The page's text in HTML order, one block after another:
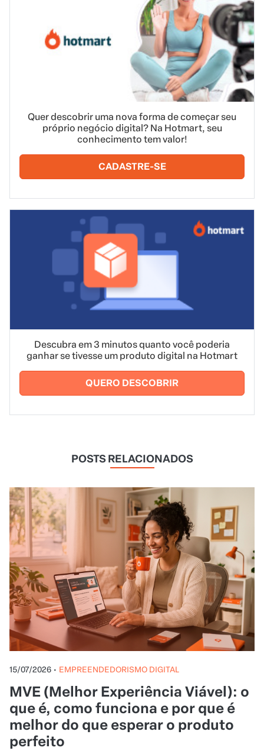
Quer descobrir uma nova forma de começar seu
próprio negócio digital? Na Hotmart, seu
conhecimento tem valor!
CADASTRE-SE
Descubra em 3 minutos quanto você poderia
ganhar se tivesse um produto digital na Hotmart
QUERO DESCOBRIR
POSTS RELACIONADOS
15/07/2026 • EMPREENDEDORISMO DIGITAL
MVE (Melhor Experiência Viável): o
que é, como funciona e por que é
melhor do que esperar o produto
perfeito